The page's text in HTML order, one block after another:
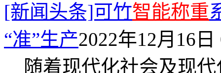
[新闻头条]可竹智能称重
“准”生产2022年12月16日
随着现代化社会及现